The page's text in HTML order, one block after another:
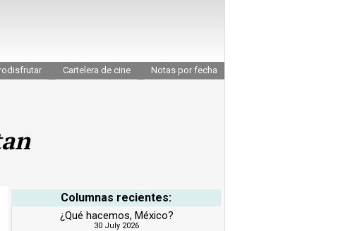
Cartelera de cine Notas por fecha
Columnas recientes:
¿Qué hacemos, México?
30 July 2026